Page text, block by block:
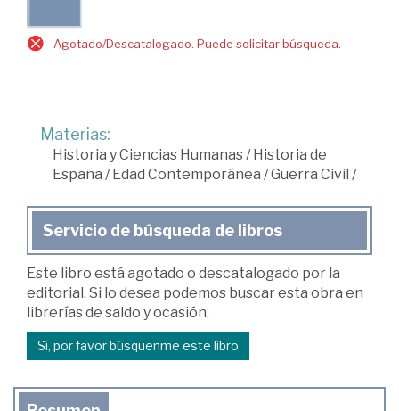
Agotado/Descatalogado. Puede solicitar búsqueda.
Materias:
Historia y Ciencias Humanas /Historia de
España /Edad Contemporánea /Guerra Civil /
Servicio de búsqueda de libros
Este libro está agotado o descatalogado por la
editorial. Si lo desea podemos buscar esta obra en
librerías de saldo y ocasión.
Sí, por favor búsquenme este libro